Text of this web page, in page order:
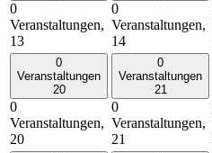
0
Veranstaltungen,
13
0
Veranstaltungen,
14
0
Veranstaltungen
20
0
Veranstaltungen,
20
0
Veranstaltungen
21
0
Veranstaltungen,
21